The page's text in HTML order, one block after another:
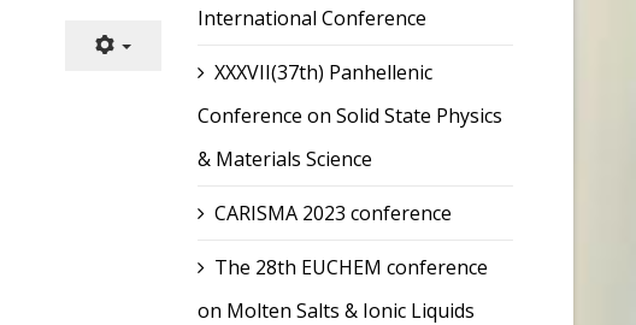
International Conference
XXXVII(37th) Panhellenic
Conference on Solid State Physics
& Materials Science
CARISMA 2023 conference
The 28th EUCHEM conference
on Molten Salts & Ionic Liquids